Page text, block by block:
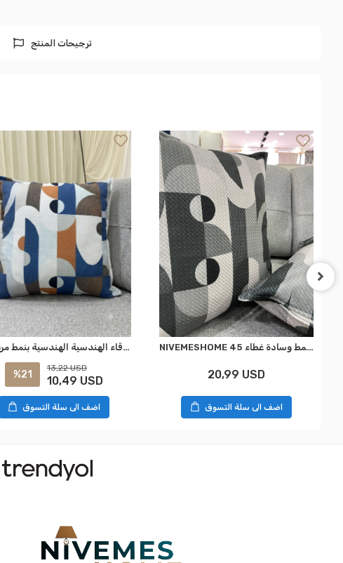
ترجيحات المنتج
الوسائد الزرقاء الهندسية الهندسية بنمط مربع 45x45 من NIVEMESHOME
%21
13,22 USD
10,49 USD
اضف الى سلة التسوق
NIVEMESHOME الهندسية رمادي وأسود نمط وسادة غطاء 45x45
20,99 USD
اضف الى سلة التسوق